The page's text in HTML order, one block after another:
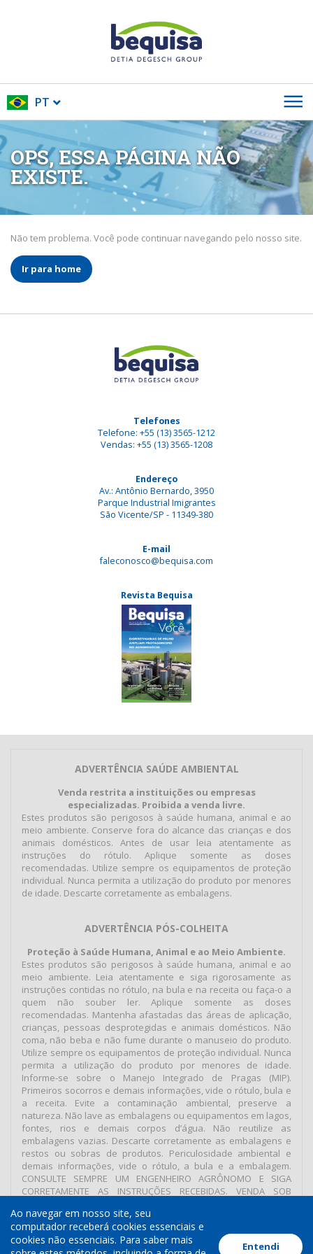
PT
OPS, ESSA PÁGINA NÃO
EXISTE.
Não tem problema. Você pode continuar navegando pelo nosso site.
Ir para home
Telefones
Telefone: +55 (13) 3565-1212
Vendas: +55 (13) 3565-1208
Endereço
Av.: Antônio Bernardo, 3950
Parque Industrial Imigrantes
São Vicente/SP - 11349-380
E-mail
faleconosco@bequisa.com
Revista Bequisa
ADVERTÊNCIA SAÚDE AMBIENTAL
Venda restrita a instituições ou empresas
especializadas. Proibida a venda livre.
Estes produtos são perigosos à saúde humana, animal e ao
meio ambiente. Conserve fora do alcance das crianças e dos
animais domésticos. Antes de usar leia atentamente as
instruções do rótulo. Aplique somente as doses
recomendadas. Utilize sempre os equipamentos de proteção
individual. Nunca permita a utilização do produto por menores
de idade. Descarte corretamente as embalagens.
ADVERTÊNCIA PÓS-COLHEITA
Proteção à Saúde Humana, Animal e ao Meio Ambiente.
Estes produtos são perigosos à saúde humana, animal e ao
meio ambiente. Leia atentamente e siga rigorosamente as
instruções contidas no rótulo, na bula e na receita ou faça-o a
quem não souber ler. Aplique somente as doses
recomendadas. Mantenha afastadas das áreas de aplicação,
crianças, pessoas desprotegidas e animais domésticos. Não
coma, não beba e não fume durante o manuseio do produto.
Utilize sempre os equipamentos de proteção individual. Nunca
permita a utilização do produto por menores de idade.
Informe-se sobre o Manejo Integrado de Pragas (MIP).
Primeiros socorros e demais informações, vide o rótulo, bula e
a receita. Evite a contaminação ambiental, preserve a
natureza. Não lave as embalagens ou equipamentos em lagos,
fontes, rios e demais corpos d’água. Não reutilize as
embalagens vazias. Descarte corretamente as embalagens e
restos ou sobras de produtos. Periculosidade ambiental e
demais informações, vide o rótulo, a bula e a embalagem.
CONSULTE SEMPRE UM ENGENHEIRO AGRÔNOMO E SIGA
CORRETAMENTE AS INSTRUÇÕES RECEBIDAS. VENDA SOB
Termos de Uso Política de Cookies Política de Privacidade
Ao navegar em nosso site, seu
computador receberá cookies essenciais e
cookies não essenciais. Para saber mais
Entendi